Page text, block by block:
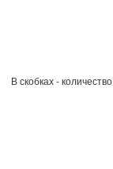
В скобках -